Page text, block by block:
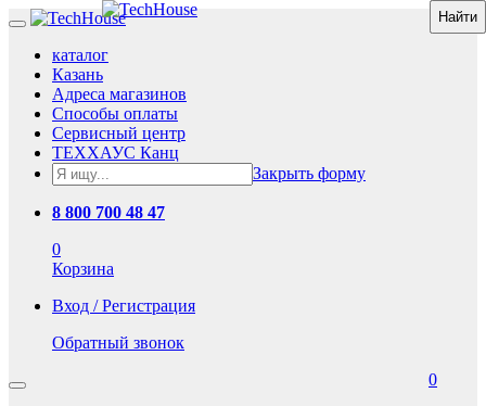
каталог
Казань
Адреса магазинов
Способы оплаты
Сервисный центр
ТЕХХАУС Канц
Закрыть форму
8 800 700 48 47
0
Корзина
Вход / Регистрация
Обратный звонок
0